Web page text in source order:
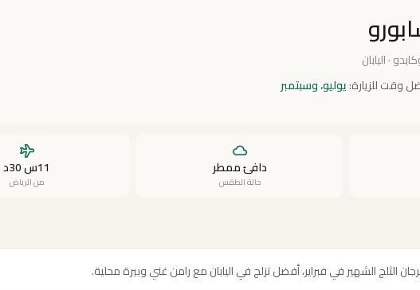
· اليابان
وقت للزيارة:يوليو، وسبتمبر
دافئ ممطر
حالة الطقس
11س 30د
من الرياض
الثلج الشهير في فبراير، أفضل تزلج في اليابان مع رامن غني وبيرة محلية.